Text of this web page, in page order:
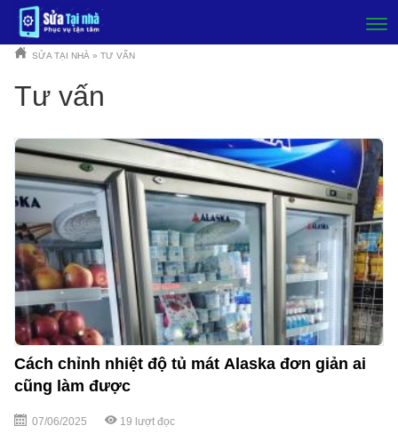
SỬA TẠI NHÀ » TƯ VẤN
Tư vấn
Cách chỉnh nhiệt độ tủ mát Alaska đơn giản ai
cũng làm được
07/06/2025 19 lượt đọc